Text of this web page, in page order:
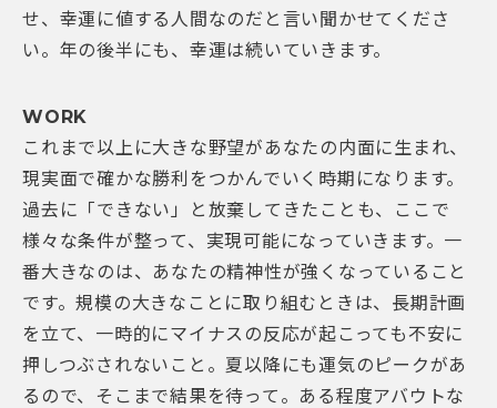
せ、幸運に値する人間なのだと言い聞かせてくださ
い。年の後半にも、幸運は続いていきます。
WORK
これまで以上に大きな野望があなたの内面に生まれ、
現実面で確かな勝利をつかんでいく時期になります。
過去に「できない」と放棄してきたことも、ここで
様々な条件が整って、実現可能になっていきます。一
番大きなのは、あなたの精神性が強くなっていること
です。規模の大きなことに取り組むときは、長期計画
を立て、一時的にマイナスの反応が起こっても不安に
押しつぶされないこと。夏以降にも運気のピークがあ
るので、そこまで結果を待って。ある程度アバウトな